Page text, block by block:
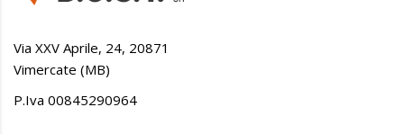
Via XXV Aprile, 24, 20871
Vimercate (MB)
P.Iva 00845290964